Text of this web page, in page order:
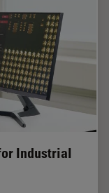
Industrial